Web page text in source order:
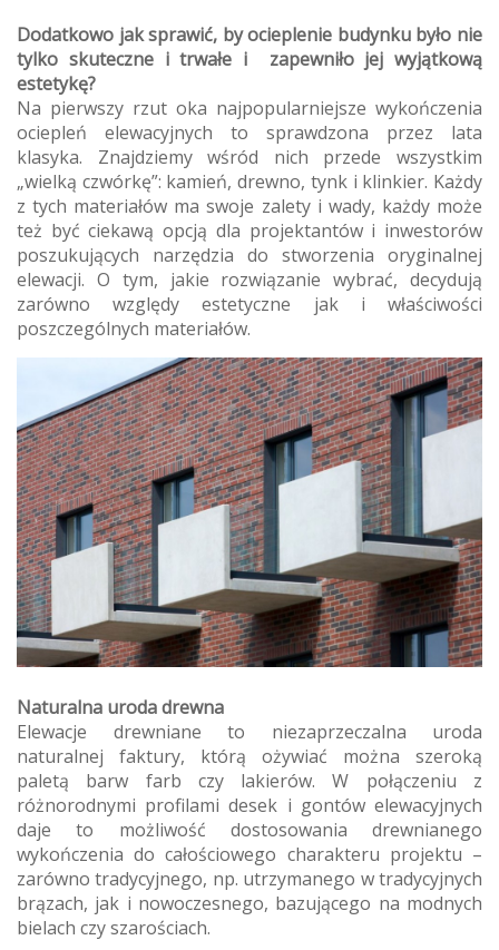
Dodatkowo jak sprawić, by ocieplenie budynku było nie
tylko skuteczne i trwałe i zapewniło jej wyjątkową
estetykę?
Na pierwszy rzut oka najpopularniejsze wykończenia
ociepleń elewacyjnych to sprawdzona przez lata
klasyka. Znajdziemy wśród nich przede wszystkim
„wielką czwórkę”: kamień, drewno, tynk i klinkier. Każdy
z tych materiałów ma swoje zalety i wady, każdy może
też być ciekawą opcją dla projektantów i inwestorów
poszukujących narzędzia do stworzenia oryginalnej
elewacji. O tym, jakie rozwiązanie wybrać, decydują
zarówno względy estetyczne jak i właściwości
poszczególnych materiałów.
Naturalna uroda drewna
Elewacje drewniane to niezaprzeczalna uroda
naturalnej faktury, którą ożywiać można szeroką
paletą barw farb czy lakierów. W połączeniu z
różnorodnymi profilami desek i gontów elewacyjnych
daje to możliwość dostosowania drewnianego
wykończenia do całościowego charakteru projektu –
zarówno tradycyjnego, np. utrzymanego w tradycyjnych
brązach, jak i nowoczesnego, bazującego na modnych
bielach czy szarościach.